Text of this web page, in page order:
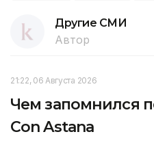
Другие СМИ
Автор
21:22, 06 Августа 2026
Чем запомнился
Con Astana